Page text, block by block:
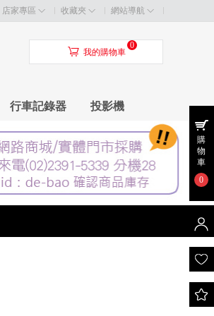
店家專區 收藏夾 網站導航
󰃦 我的購物車
0
行車記錄器 投影機
購
物
車
0